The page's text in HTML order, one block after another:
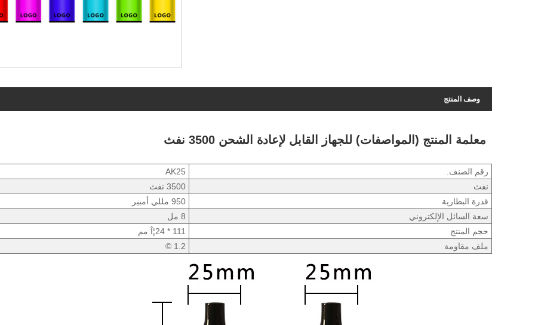
وصف المنتج
معلمة المنتج (المواصفات) للجهاز القابل لإعادة الشحن 3500 نفث
رقم الصنف.
AK25
نفث
3500 نفث
قدرة البطارية
950 مللي أمبير
سعة السائل الإلكتروني
8 مل
حجم المنتج
Î¦24 * 111 مم
ملف مقاومة
1.2 ©